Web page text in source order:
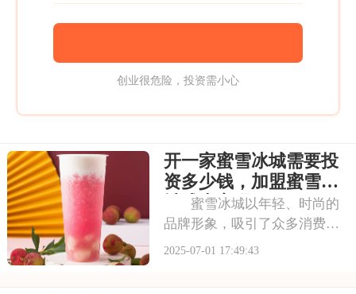
创业很危险，投资需小心
开一家蜜雪冰城需要投
资多少钱，加盟蜜雪冰
城成本高吗
蜜雪冰城以年轻、时尚的
品牌形象，吸引了众多消费者
的目光。其成熟的运营模式和
2025-07-01 17:49:43